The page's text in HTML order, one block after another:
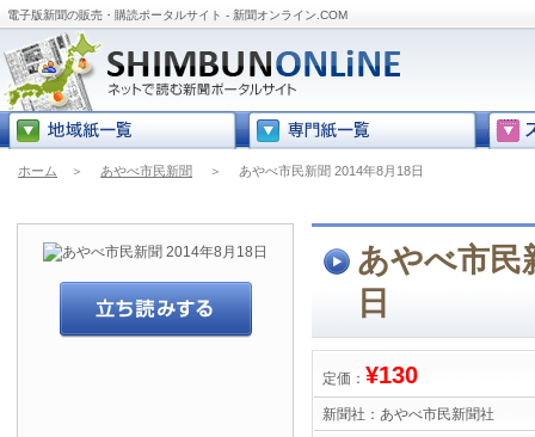
電子版新聞の販売・購読ポータルサイト - 新聞オンライン.COM
ホーム ＞ あやべ市民新聞 ＞ あやべ市民新聞 2014年8月18日
あやべ市民
日
定価： ¥130
新聞社： あやべ市民新聞社